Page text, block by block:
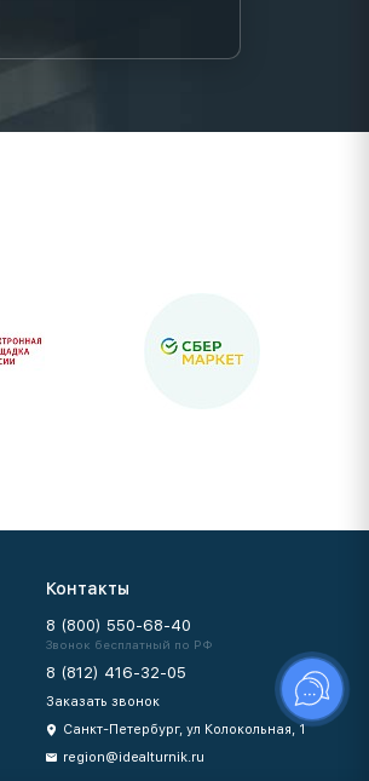
Контакты
8 (800) 550-68-40
Звонок бесплатный по РФ
8 (812) 416-32-05
Заказать звонок
Санкт-Петербург, ул Колокольная, 1
region@idealturnik.ru